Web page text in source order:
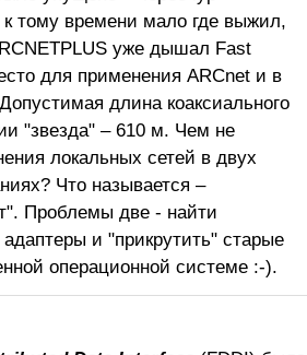
тому времени мало где выжил,
уже дышал Fast
для применения ARCnet и в
длина коаксиального
"звезда" – 610 м. Чем не
локальных сетей в двух
Что называется –
Проблемы две - найти
и "прикрутить" старые
операционной системе :-).